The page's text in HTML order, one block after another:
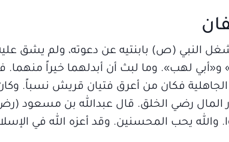
النبي (ص) بابنتيه عن دعوته، ولم يشق عليه
لهب». وما لبث أن أبدلهما خيراً منهما.
فكان من أعرق فتيان قريش نسباً.
رضي الخلق. قال عبدالله بن مسعود
والله يحب المحسنين. وقد أعزه الله في